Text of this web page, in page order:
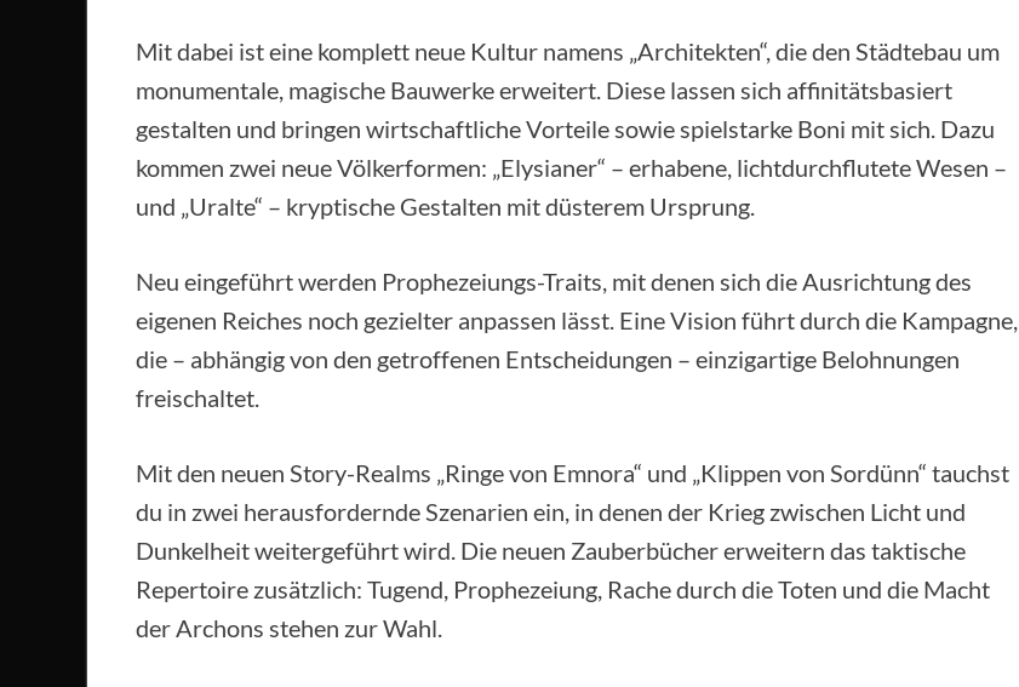
Mit dabei ist eine komplett neue Kultur namens „Architekten“, die den Städtebau um
monumentale, magische Bauwerke erweitert. Diese lassen sich affinitätsbasiert
gestalten und bringen wirtschaftliche Vorteile sowie spielstarke Boni mit sich. Dazu
kommen zwei neue Völkerformen: „Elysianer“ – erhabene, lichtdurchflutete Wesen –
und „Uralte“ – kryptische Gestalten mit düsterem Ursprung.
Neu eingeführt werden Prophezeiungs-Traits, mit denen sich die Ausrichtung des
eigenen Reiches noch gezielter anpassen lässt. Eine Vision führt durch die Kampagne,
die – abhängig von den getroffenen Entscheidungen – einzigartige Belohnungen
freischaltet.
Mit den neuen Story-Realms „Ringe von Emnora“ und „Klippen von Sordünn“ tauchst
du in zwei herausfordernde Szenarien ein, in denen der Krieg zwischen Licht und
Dunkelheit weitergeführt wird. Die neuen Zauberbücher erweitern das taktische
Repertoire zusätzlich: Tugend, Prophezeiung, Rache durch die Toten und die Macht
der Archons stehen zur Wahl.